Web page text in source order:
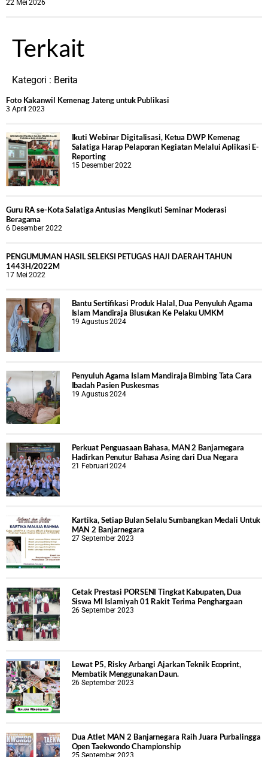
22 Mei 2026
Terkait
Kategori : Berita
Foto Kakanwil Kemenag Jateng untuk Publikasi
3 April 2023
Ikuti Webinar Digitalisasi, Ketua DWP Kemenag
Salatiga Harap Pelaporan Kegiatan Melalui Aplikasi E-
Reporting
15 Desember 2022
Guru RA se-Kota Salatiga Antusias Mengikuti Seminar Moderasi
Beragama
6 Desember 2022
PENGUMUMAN HASIL SELEKSI PETUGAS HAJI DAERAH TAHUN
1443H/2022M
17 Mei 2022
Bantu Sertifikasi Produk Halal, Dua Penyuluh Agama
Islam Mandiraja Blusukan Ke Pelaku UMKM
19 Agustus 2024
Penyuluh Agama Islam Mandiraja Bimbing Tata Cara
Ibadah Pasien Puskesmas
19 Agustus 2024
Perkuat Penguasaan Bahasa, MAN 2 Banjarnegara
Hadirkan Penutur Bahasa Asing dari Dua Negara
21 Februari 2024
Kartika, Setiap Bulan Selalu Sumbangkan Medali Untuk
MAN 2 Banjarnegara
27 September 2023
Cetak Prestasi PORSENI Tingkat Kabupaten, Dua
Siswa MI Islamiyah 01 Rakit Terima Penghargaan
26 September 2023
Lewat P5, Risky Arbangi Ajarkan Teknik Ecoprint,
Membatik Menggunakan Daun.
26 September 2023
Dua Atlet MAN 2 Banjarnegara Raih Juara Purbalingga
Open Taekwondo Championship
25 September 2023